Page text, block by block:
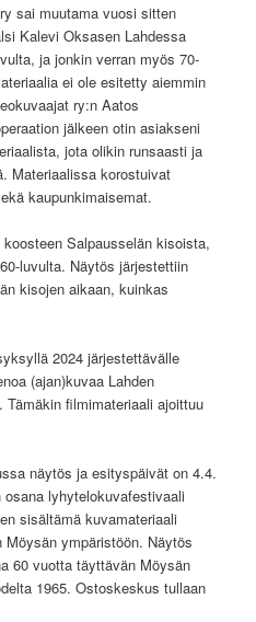
sai muutama vuosi sitten
Kalevi Oksasen Lahdessa
ja jonkin verran myös 70-
ei ole esitetty aiemmin
ry:n Aatos
jälkeen otin asiakseni
jota olikin runsaasti ja
Materiaalissa korostuivat
kaupunkimaisemat.
Salpausselän kisoista,
luvulta. Näytös järjestettiin
kisojen aikaan, kuinkas
2024 järjestettävälle
(ajan)kuvaa Lahden
filmimateriaali ajoittuu
näytös ja esityspäivät on 4.4.
lyhytelokuvafestivaali
sisältämä kuvamateriaali
ympäristöön. Näytös
60 vuotta täyttävän Möysän
1965. Ostoskeskus tullaan